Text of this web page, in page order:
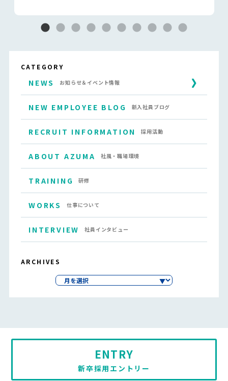
CATEGORY
NEWS お知らせ＆イベント情報
NEW EMPLOYEE BLOG 新入社員ブログ
RECRUIT INFORMATION 採用活動
ABOUT AZUMA 社風・職場環境
TRAINING 研修
WORKS 仕事について
INTERVIEW 社員インタビュー
ARCHIVES
ENTRY
新卒採用エントリー